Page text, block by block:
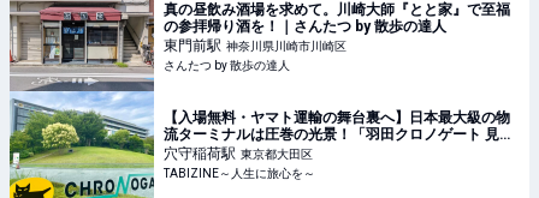
真の昼飲み酒場を求めて。川崎大師『とと家』で至福
の参拝帰り酒を！｜さんたつ by 散歩の達人
東門前駅 神奈川県川崎市川崎区
さんたつ by 散歩の達人
【入場無料・ヤマト運輸の舞台裏へ】日本最大級の物
流ターミナルは圧巻の光景！「羽田クロノゲート 見学
コース」参加ルポ
穴守稲荷駅 東京都大田区
TABIZINE～人生に旅心を～